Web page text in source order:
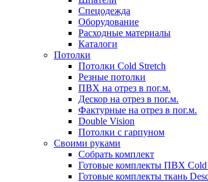
Спецодежда
Оборудование
Расходные материалы
Каталоги
Потолки
Потолки Cold Stretch
Резные потолки
ПВХ на отрез в пог.м.
Дескор на отрез в пог.м.
Фактурные на отрез в пог.м.
Double Vision
Потолки с гарпуном
Своими руками
Собрать комплект
Готовые комплекты ПВХ Cold
Готовые комплекты ткань